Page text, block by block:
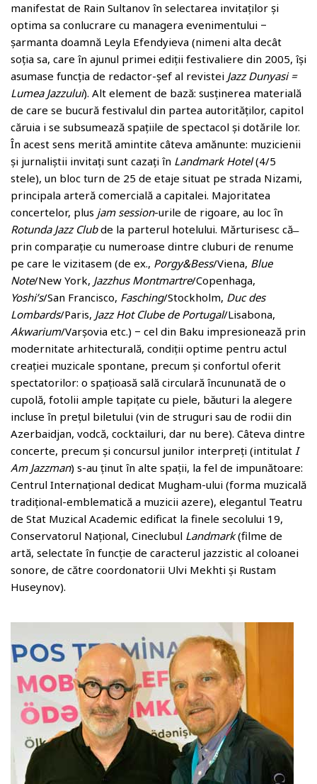
manifestat de Rain Sultanov în selectarea invitaților și
optima sa conlucrare cu managera evenimentului −
șarmanta doamnă Leyla Efendyieva (nimeni alta decât
soția sa, care în ajunul primei ediții festivaliere din 2005, își
asumase funcția de redactor-șef al revistei Jazz Dunyasi =
Lumea Jazzului). Alt element de bază: susținerea materială
de care se bucură festivalul din partea autorităților, capitol
căruia i se subsumează spațiile de spectacol și dotările lor.
În acest sens merită amintite câteva amănunte: muzicienii
și jurnaliștii invitați sunt cazați în Landmark Hotel(4/5
stele), un bloc turn de 25 de etaje situat pe strada Nizami,
principala arteră comercială a capitalei. Majoritatea
concertelor, plus jam session-urile de rigoare, au loc în
Rotunda Jazz Clubde la parterul hotelului. Mărturisesc că ̶
prin comparație cu numeroase dintre cluburi de renume
pe care le vizitasem (de ex., Porgy&Bess/Viena, Blue
Note/New York, Jazzhus Montmartre/Copenhaga,
Yoshi’s/San Francisco, Fasching/Stockholm, Duc des
Lombards/Paris, Jazz Hot Clube de Portugal/Lisabona,
Akwarium/Varșovia etc.) − cel din Baku impresionează prin
modernitate arhitecturală, condiții optime pentru actul
creației muzicale spontane, precum și confortul oferit
spectatorilor: o spațioasă sală circulară încununată de o
cupolă, fotolii ample tapițate cu piele, băuturi la alegere
incluse în prețul biletului (vin de struguri sau de rodii din
Azerbaidjan, vodcă, cocktailuri, dar nu bere). Câteva dintre
concerte, precum și concursul junilor interpreți (intitulat I
Am Jazzman) s-au ținut în alte spații, la fel de impunătoare:
Centrul Internațional dedicat Mugham-ului (forma muzicală
tradițional-emblematică a muzicii azere), elegantul Teatru
de Stat Muzical Academic edificat la finele secolului 19,
Conservatorul Național, Cineclubul Landmark(filme de
artă, selectate în funcție de caracterul jazzistic al coloanei
sonore, de către coordonatorii Ulvi Mekhti și Rustam
Huseynov).